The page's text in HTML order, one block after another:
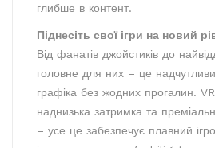
глибше в контент.
Піднесіть свої ігри на новий
Від фанатів джойстиків до
головне для них – це
графіка без жодних прогалин.
наднизька затримка та
– усе це забезпечує плавний